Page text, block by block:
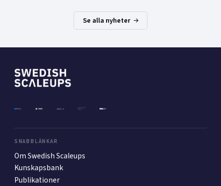
Se alla nyheter
SNABBLÄNKAR
Om Swedish Scaleups
Kunskapsbank
Publikationer